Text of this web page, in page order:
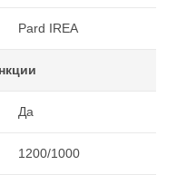
Pard IREA
Да
1200/1000